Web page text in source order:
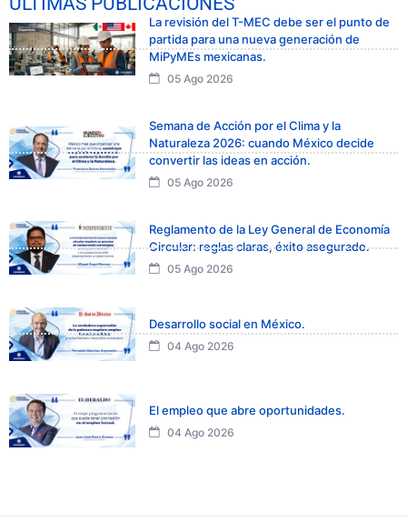
La revisión del T-MEC debe ser el punto de
partida para una nueva generación de
MiPyMEs mexicanas.
05 Ago 2026
Semana de Acción por el Clima y la
Naturaleza 2026: cuando México decide
convertir las ideas en acción.
05 Ago 2026
Reglamento de la Ley General de Economía
Circular: reglas claras, éxito asegurado.
05 Ago 2026
Desarrollo social en México.
04 Ago 2026
El empleo que abre oportunidades.
04 Ago 2026